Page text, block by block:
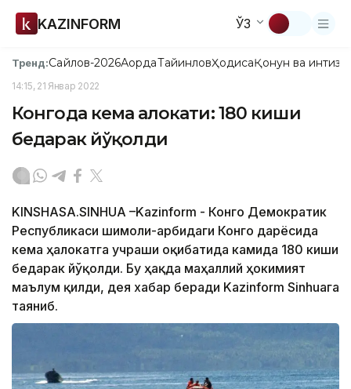
KAZINFORM ЎЗ
Тренд:Сайлов-2026АқордаТайинловҲодисаҚонун ва
14:15, 21 Январ 2022
Конгода кема ҳалокати: 180 киши
бедарак йўқолди
KINSHASA.SINHUA –Kazinform - Конго Демократик
Республикаси шимоли-ғарбидаги Конго дарёсида
кема ҳалокатга учраши оқибатида камида 180 киши
бедарак йўқолди. Бу ҳақда маҳаллий ҳокимият
маълум қилди, дея хабар беради Kazinform Sinhuaга
таяниб.